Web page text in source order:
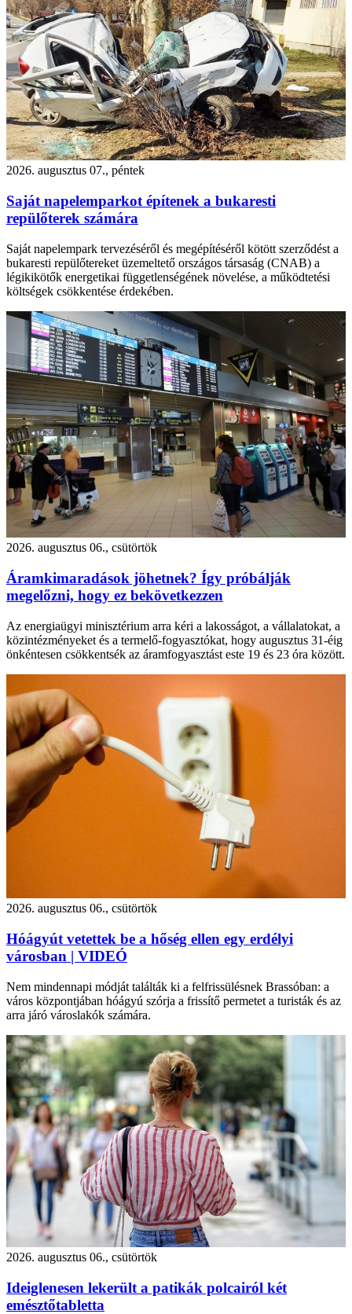
2026. augusztus 07., péntek
Saját napelemparkot építenek a bukaresti
repülőterek számára
Saját napelempark tervezéséről és megépítéséről kötött szerződést a
bukaresti repülőtereket üzemeltető országos társaság (CNAB) a
légikikötők energetikai függetlenségének növelése, a működtetési
költségek csökkentése érdekében.
2026. augusztus 06., csütörtök
Áramkimaradások jöhetnek? Így próbálják
megelőzni, hogy ez bekövetkezzen
Az energiaügyi minisztérium arra kéri a lakosságot, a vállalatokat, a
közintézményeket és a termelő-fogyasztókat, hogy augusztus 31-éig
önkéntesen csökkentsék az áramfogyasztást este 19 és 23 óra között.
2026. augusztus 06., csütörtök
Hóágyút vetettek be a hőség ellen egy erdélyi
városban | VIDEÓ
Nem mindennapi módját találták ki a felfrissülésnek Brassóban: a
város központjában hóágyú szórja a frissítő permetet a turisták és az
arra járó városlakók számára.
2026. augusztus 06., csütörtök
Ideiglenesen lekerült a patikák polcairól két
emésztőtabletta